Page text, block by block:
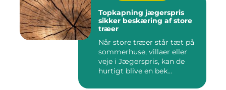
Topkapning jægerspris
sikker beskæring af store
træer
Når store træer står tæt på
sommerhuse, villaer eller
veje i Jægerspris, kan de
hurtigt blive en bek...